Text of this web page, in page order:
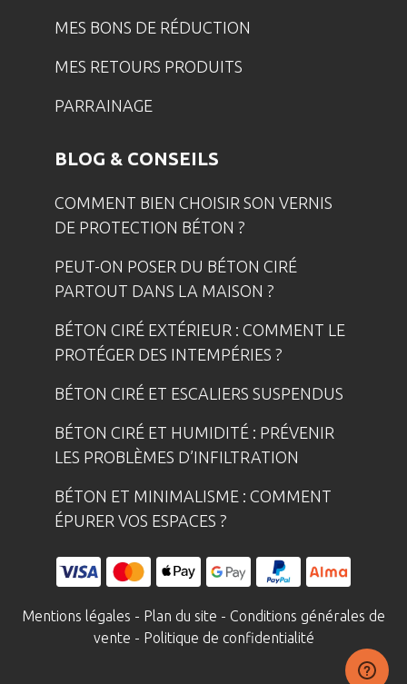
MES BONS DE RÉDUCTION
MES RETOURS PRODUITS
PARRAINAGE
BLOG & CONSEILS
COMMENT BIEN CHOISIR SON VERNIS
DE PROTECTION BÉTON ?
PEUT-ON POSER DU BÉTON CIRÉ
PARTOUT DANS LA MAISON ?
BÉTON CIRÉ EXTÉRIEUR : COMMENT LE
PROTÉGER DES INTEMPÉRIES ?
BÉTON CIRÉ ET ESCALIERS SUSPENDUS
BÉTON CIRÉ ET HUMIDITÉ : PRÉVENIR
LES PROBLÈMES D’INFILTRATION
BÉTON ET MINIMALISME : COMMENT
ÉPURER VOS ESPACES ?
Mentions légales - Plan du site - Conditions générales de
vente - Politique de confidentialité